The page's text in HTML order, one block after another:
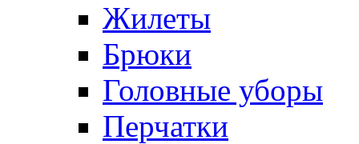
Жилеты
Брюки
Головные уборы
Перчатки